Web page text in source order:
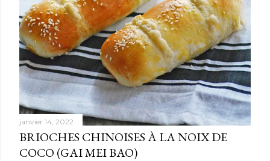
janvier 14, 2022
BRIOCHES CHINOISES À LA NOIX DE
COCO (GAI MEI BAO)